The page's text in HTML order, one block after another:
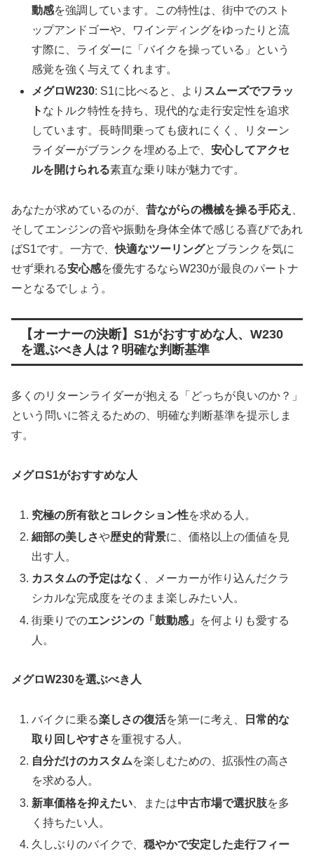
動感を強調しています。この特性は、街中でのスト
ップアンドゴーや、ワインディングをゆったりと流
す際に、ライダーに「バイクを操っている」という
感覚を強く与えてくれます。
メグロW230: S1に比べると、より スムーズでフラッ
ト なトルク特性を持ち、現代的な走行安定性を追求
しています。長時間乗っても疲れにくく、リターン
ライダーがブランクを埋める上で、安心してアクセ
ルを開けられる素直な乗り味が魅力です。
あなたが求めているのが、 昔ながらの機械を操る手応え
そしてエンジンの音や振動を身体全体で感じる喜びであれ
ばS1です。一方で、快適なツーリングとブランクを気に
せず乗れる安心感を優先するならW230が最良のパートナ
ーとなるでしょう。
【オーナーの決断】S1がおすすめな人、W230
を選ぶべき人は？明確な判断基準
多くのリターンライダーが抱える「どっちが良いのか？」
という問いに答えるための、明確な判断基準を提示しま
す。
メグロS1がおすすめな人
究極の所有欲とコレクション性を求める人。
細部の美しさや歴史的背景に、価格以上の価値を見
出す人。
カスタムの予定はなく 、メーカーが作り込んだクラ
シカルな完成度をそのまま楽しみたい人。
街乗りでのエンジンの「鼓動感」
を何よりも愛する
人。
メグロW230を選ぶべき人
バイクに乗る楽しさの復活を第一に考え、
日常的な
取り回しやすさ を重視する人。
自分だけのカスタムを楽しむための、拡張性の高さ
を求める人。
新車価格を抑えたい 、または中古市場で選択肢を多
く持ちたい人。
久しぶりのバイクで、穏やかで安定した走行フィー